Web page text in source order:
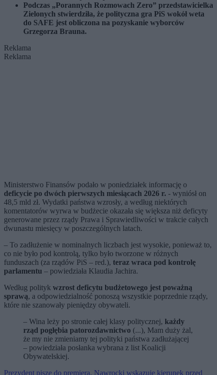
Podczas „Porannych Rozmowach Zero” przedstawicielka
Zielonych stwierdziła, że polityczna gra PiS wokół weta
do SAFE jest obliczona na pozyskanie wyborców
Grzegorza Brauna.
Reklama
Reklama
Ministerstwo Finansów podało w poniedziałek informację o
deficycie po dwóch pierwszych miesiącach 2026 r. - wyniósł on
48,5 mld zł. Wydatki państwa wzrosły, a według niektórych
komentatorów wyrwa w budżecie okazała się większa niż deficyty
generowane przez rządy Prawa i Sprawiedliwości w trakcie całych
dwunastu miesięcy w poszczególnych latach.
– To zadłużenie w nominalnych liczbach jest wysokie, ponieważ to,
co nie było pod kontrolą, tylko było tworzone w różnych
funduszach (za rządów PiS – red.), teraz wraca pod kontrolę
parlamentu – powiedziała Klaudia Jachira.
Według polityk wzrost deficytu budżetowego jest poważną
sprawą, a odpowiedzialność ponoszą wszystkie poprzednie rządy,
które nie szanowały pieniędzy obywateli.
– Wina leży po stronie całej klasy politycznej, każdy
rząd pogłębia patorozdawnictwo (...), Mam duży żal,
że my nie zmieniamy tej polityki państwa zadłużającej
– powiedziała posłanka wybrana z list Koalicji
Obywatelskiej.
Prezydent pisze do premiera. Nawrocki wskazuje kierunek przed